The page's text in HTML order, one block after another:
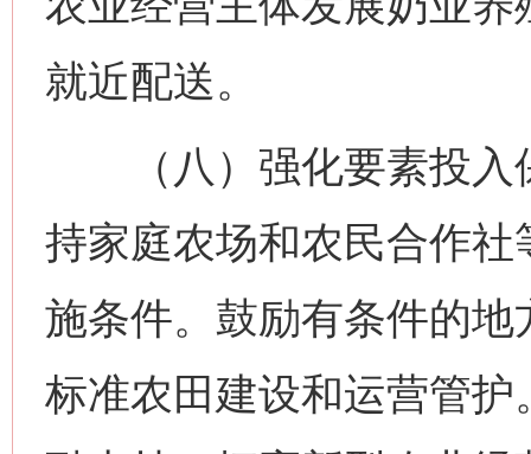
就近配送。
（八）强化要素投入
持家庭农场和农民合作
施条件。鼓励有条件的
标准农田建设和运营管